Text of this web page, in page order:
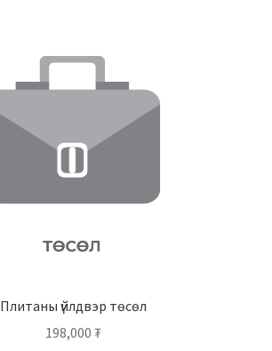
Плитаны үйлдвэр төсөл
198,000 ₮